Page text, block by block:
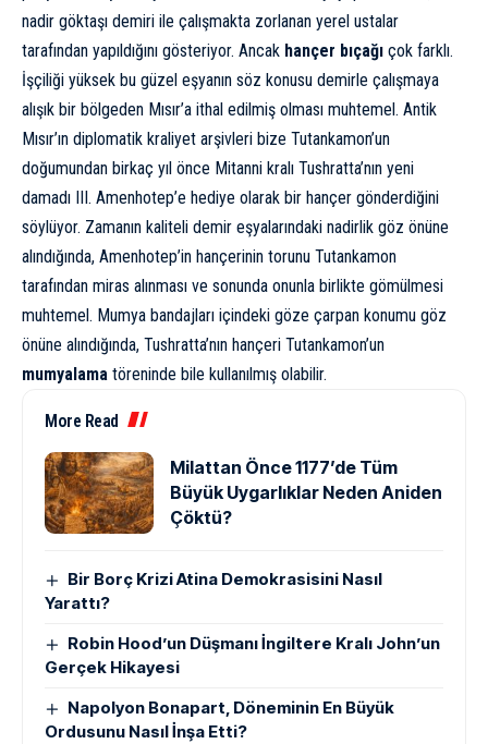
nadir göktaşı demiri ile çalışmakta zorlanan yerel ustalar
tarafından yapıldığını gösteriyor. Ancak hançer bıçağı çok farklı.
İşçiliği yüksek bu güzel eşyanın söz konusu demirle çalışmaya
alışık bir bölgeden Mısır’a ithal edilmiş olması muhtemel. Antik
Mısır’ın diplomatik kraliyet arşivleri bize Tutankamon’un
doğumundan birkaç yıl önce Mitanni kralı Tushratta’nın yeni
damadı III. Amenhotep’e hediye olarak bir hançer gönderdiğini
söylüyor. Zamanın kaliteli demir eşyalarındaki nadirlik göz önüne
alındığında, Amenhotep’in hançerinin torunu Tutankamon
tarafından miras alınması ve sonunda onunla birlikte gömülmesi
muhtemel. Mumya bandajları içindeki göze çarpan konumu göz
önüne alındığında, Tushratta’nın hançeri Tutankamon’un
mumyalama töreninde bile kullanılmış olabilir.
More Read
Milattan Önce 1177’de Tüm
Büyük Uygarlıklar Neden Aniden
Çöktü?
Bir Borç Krizi Atina Demokrasisini Nasıl
Yarattı?
Robin Hood’un Düşmanı İngiltere Kralı John’un
Gerçek Hikayesi
Napolyon Bonapart, Döneminin En Büyük
Ordusunu Nasıl İnşa Etti?